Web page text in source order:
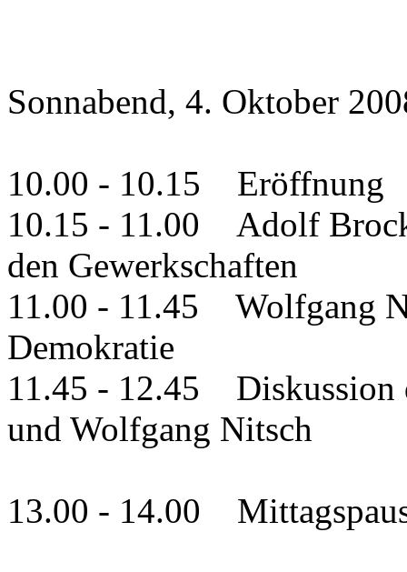
Sonnabend, 4. Oktober
10.00 - 10.15 Eröffnung
10.15 - 11.00 Adolf
den Gewerkschaften
11.00 - 11.45 Wolfgang
Demokratie
11.45 - 12.45 Diskussion
und Wolfgang Nitsch
13.00 - 14.00